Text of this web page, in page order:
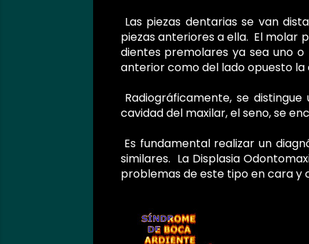
Las piezas dentarias se van
piezas anteriores a ella. El molar
dientes premolares ya sea uno
anterior como del lado opuesto
Radiográficamente, se
cavidad del maxilar, el seno, se
Es fundamental realizar un
similares. La Displasia
problemas de este tipo en cara y